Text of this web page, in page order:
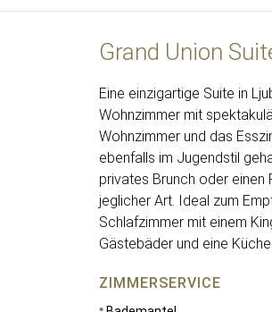
Grand Union
Eine einzigartige Suite in
Wohnzimmer mit
Wohnzimmer und das
ebenfalls im Jugendstil
privates Brunch oder
jeglicher Art. Ideal zum
Schlafzimmer mit einem
Gästebäder und eine Küche.
ZIMMERSERVICE